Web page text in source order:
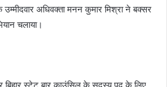
अधिवक्ता मनन कुमार मिश्रा ने बक्सर
चलाया।